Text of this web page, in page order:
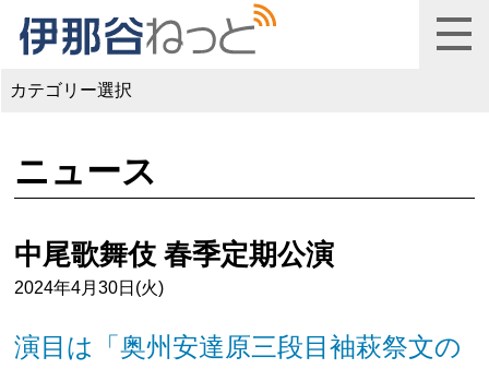
カテゴリー選択
ニュース
中尾歌舞伎 春季定期公演
2024年4月30日(火)
演目は「奥州安達原三段目袖萩祭文の